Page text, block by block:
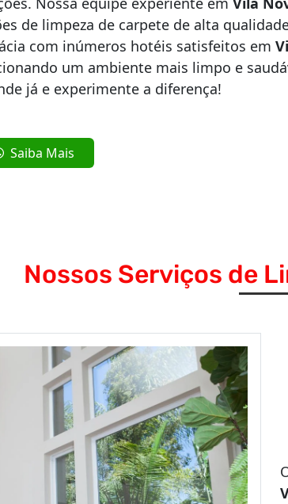
de limpeza de carpete de alta
com inúmeros hotéis satisfeitos em
um ambiente mais limpo e
já e experimente a diferença!
Saiba Mais
Nossos Serviços de